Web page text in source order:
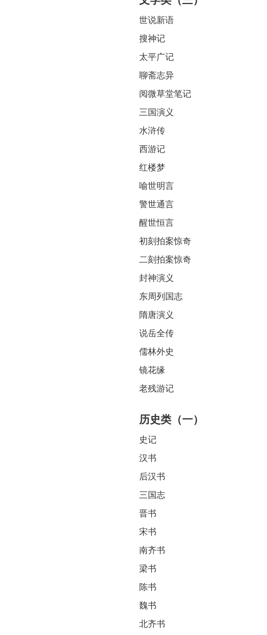
世说新语
搜神记
太平广记
聊斋志异
阅微草堂笔记
三国演义
水浒传
西游记
红楼梦
喻世明言
警世通言
醒世恒言
初刻拍案惊奇
二刻拍案惊奇
封神演义
东周列国志
隋唐演义
说岳全传
儒林外史
镜花缘
老残游记
历史类（一）
史记
汉书
后汉书
三国志
晋书
宋书
南齐书
梁书
陈书
魏书
北齐书